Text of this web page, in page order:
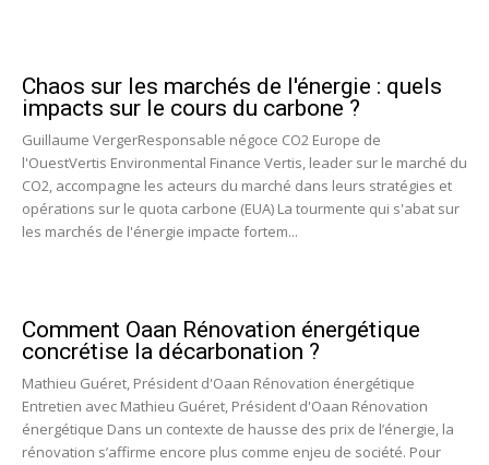
Chaos sur les marchés de l'énergie : quels
impacts sur le cours du carbone ?
Guillaume VergerResponsable négoce CO2 Europe de
l'OuestVertis Environmental Finance Vertis, leader sur le marché du
CO2, accompagne les acteurs du marché dans leurs stratégies et
opérations sur le quota carbone (EUA) La tourmente qui s'abat sur
les marchés de l'énergie impacte fortem...
Comment Oaan Rénovation énergétique
concrétise la décarbonation ?
Mathieu Guéret, Président d'Oaan Rénovation énergétique
Entretien avec Mathieu Guéret, Président d'Oaan Rénovation
énergétique Dans un contexte de hausse des prix de l’énergie, la
rénovation s’affirme encore plus comme enjeu de société. Pour